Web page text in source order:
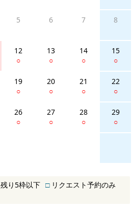
5 6 7 8
12
○
13
○
14
○
15
○
19
○
20
○
21
○
22
○
26
○
27
○
28
○
29
○
残り5枠以下 □リクエスト予約のみ